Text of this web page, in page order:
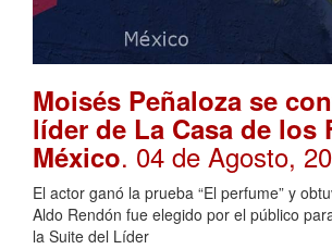
Moisés Peñaloza se
líder de La Casa de los
México. 04 de Agosto,
El actor ganó la prueba “El perfume” y
Aldo Rendón fue elegido por el público
la Suite del Líder